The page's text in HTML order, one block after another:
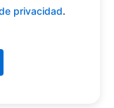
privacidad.